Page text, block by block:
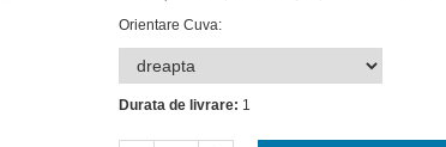
Orientare Cuva:
Durata de livrare: 1